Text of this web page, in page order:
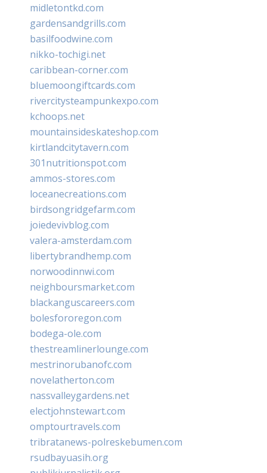
midletontkd.com
gardensandgrills.com
basilfoodwine.com
nikko-tochigi.net
caribbean-corner.com
bluemoongiftcards.com
rivercitysteampunkexpo.com
kchoops.net
mountainsideskateshop.com
kirtlandcitytavern.com
301nutritionspot.com
ammos-stores.com
loceanecreations.com
birdsongridgefarm.com
joiedevivblog.com
valera-amsterdam.com
libertybrandhemp.com
norwoodinnwi.com
neighboursmarket.com
blackanguscareers.com
bolesfororegon.com
bodega-ole.com
thestreamlinerlounge.com
mestrinorubanofc.com
novelatherton.com
nassvalleygardens.net
electjohnstewart.com
omptourtravels.com
tribratanews-polreskebumen.com
rsudbayuasih.org